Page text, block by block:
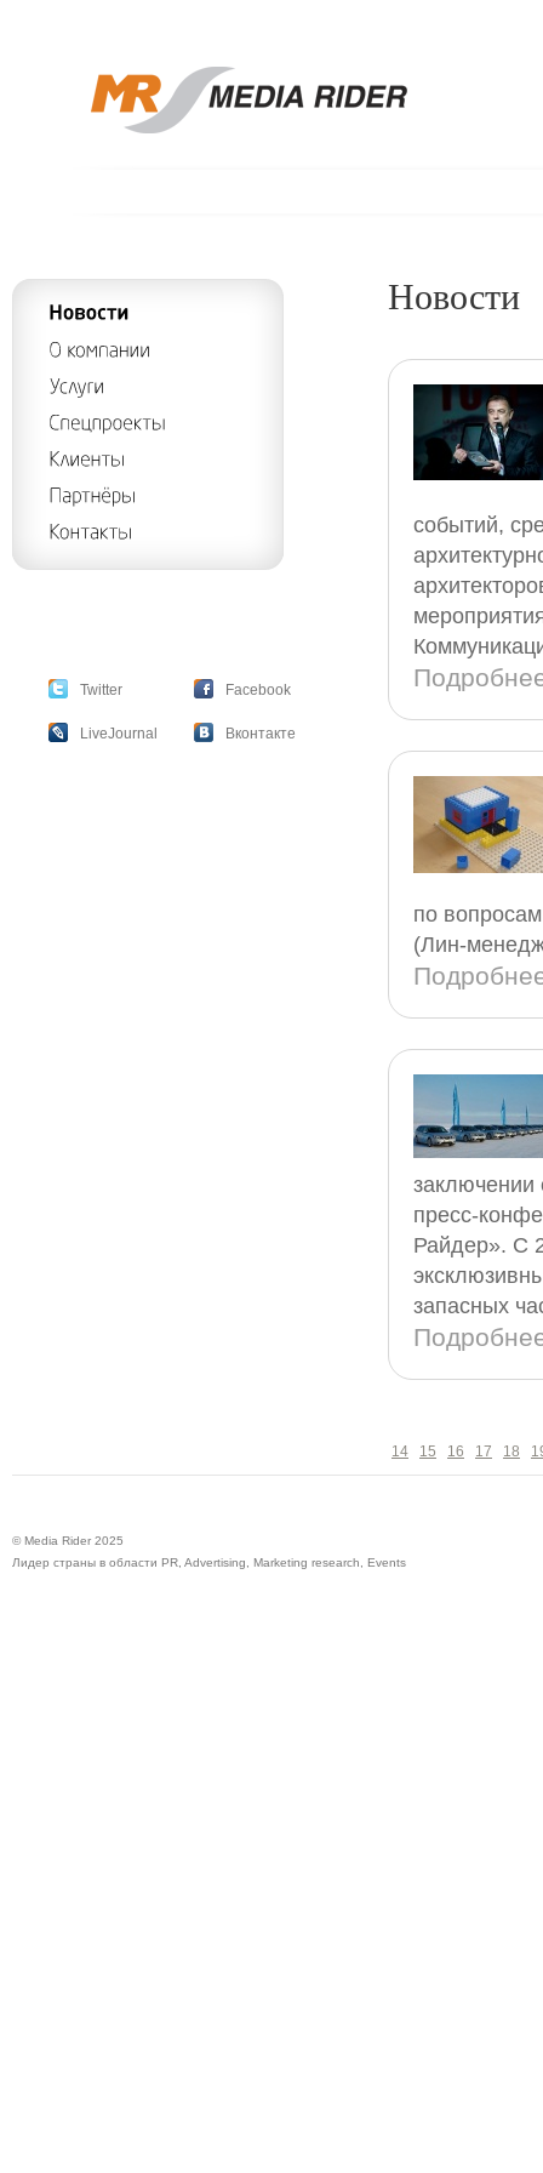
Новости
событий,
по
(Лин-
заключении
пресс-
Райдер». С
запасных
14 15 16 17 18
Twitter Facebook
LiveJournal Вконтакте
© Media Rider 2025
Лидер страны в области PR, Advertising, Marketing research, Events